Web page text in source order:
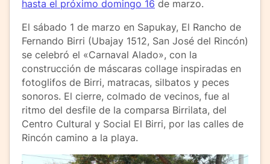
hasta el próximo domingo 16 de marzo.
El sábado 1 de marzo en Sapukay, El Rancho de
Fernando Birri (Ubajay 1512, San José del Rincón)
se celebró el «Carnaval Alado», con la
construcción de máscaras collage inspiradas en
fotoglifos de Birri, matracas, silbatos y peces
sonoros. El cierre, colmado de vecinos, fue al
ritmo del desfile de la comparsa Birrilata, del
Centro Cultural y Social El Birri, por las calles de
Rincón camino a la playa.